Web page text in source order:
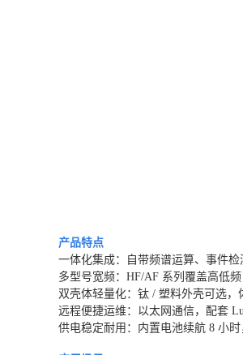
产品特点
一体化集成：自带频谱运算、事件
多型号宽频：HF/AF 系列覆盖高低
双壳体轻量化：钛 / 塑料外壳可选，
远程便捷运维：以太网通信，配套
供电稳定耐用：内置电池续航 8 小